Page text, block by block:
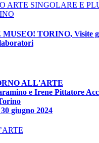
ARTE SINGOLARE E
TORINO, Visite
ALL'ARTE
e Irene Pittatore
giugno 2024